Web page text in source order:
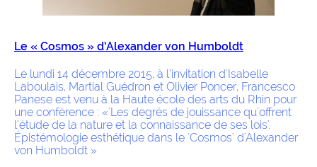
Le « Cosmos » d’Alexander von Humboldt
Le lundi 14 décembre 2015, à l’invitation d'Isabelle
Laboulais, Martial Guédron et Olivier Poncer, Francesco
Panese est venu à la Haute école des arts du Rhin pour
une conférence : «'Les degrés de jouissance qu'offrent
l'étude de la nature et la connaissance de ses lois'.
Épistémologie esthétique dans le 'Cosmos' d'Alexander
von Humboldt »